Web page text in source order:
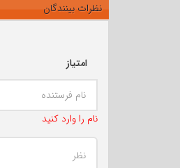
نظرات بینندگان
امتیاز
نام را وارد کنید